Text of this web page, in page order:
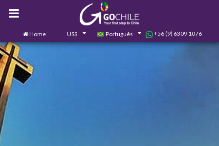
Home US$ Português +56 (9) 6309 1076